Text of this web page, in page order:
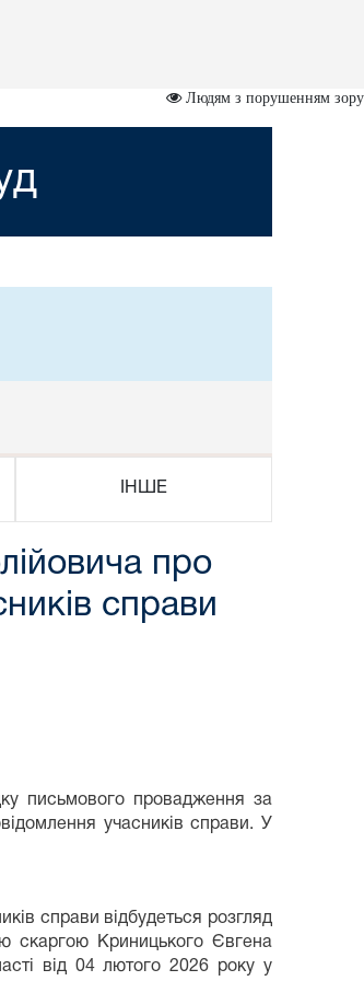
Людям з порушенням зору
ІНШЕ
про
справи
письмового провадження за
учасників справи. У
справи відбудеться розгляд
Криницького Євгена
від 04 лютого 2026 року у